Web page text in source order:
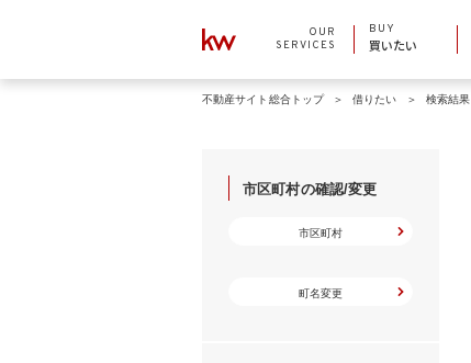
OUR
SERVICES
BUY
買いたい
不動産サイト総合トップ 借りたい 検索結果
市区町村の確認/変更
市区町村
町名変更